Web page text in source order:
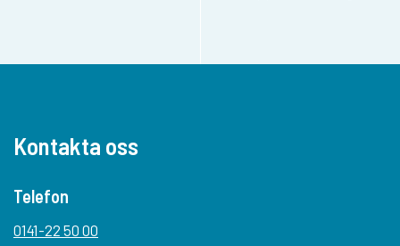
Kontakta oss
Telefon
0141-22 50 00